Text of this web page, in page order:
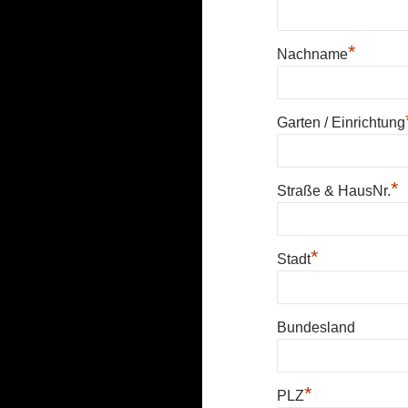
Nachname*
Garten / Einrichtung
Straße & HausNr.*
Stadt*
Bundesland
PLZ*